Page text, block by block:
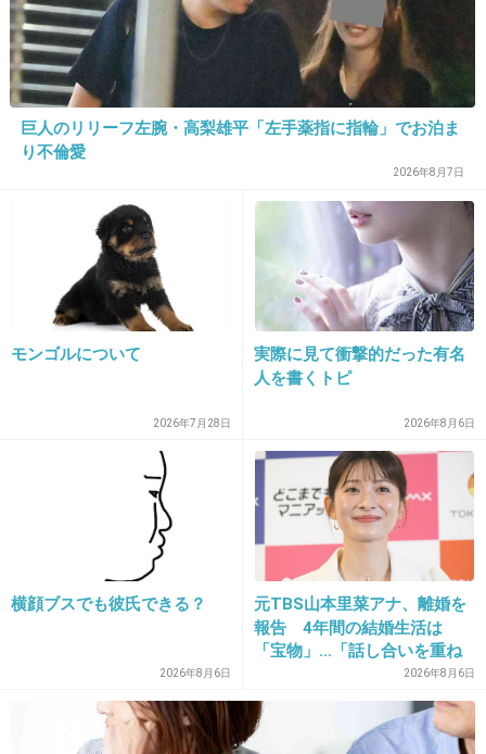
>>1
冷凍のグリーンピースをチンして温玉乗せて粉チーズかけ
る。
サイゼの青豆の温サラダ、多分お店も同じだと思う(^^)
-4
チェーン店なんて再現せず食いにいけばいいだろ
+2
2026/06/03(水) 21:32:41
>>5
横スライスにした玉ねぎに塩を振ってニンニク
とバターで炒める(レンチンしてから炒めた方が
飴色玉ねぎに白ワインを注いで煮詰めて、水を
巨人のリリーフ左腕・高梨雄平「左手薬指に指輪」でお泊ま
り不倫愛
2026年8月7日
モンゴルについて
2026年7月28日
実際に見て衝撃的だった有名
人を書くトピ
2026年8月6日
横顔ブスでも彼氏できる？
2026年8月6日
元TBS山本里菜アナ、離婚を
報告 4年間の結婚生活は
「宝物」…「話し合いを重ね
2026年8月6日